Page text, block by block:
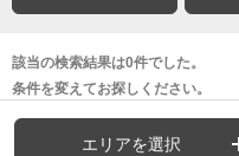
該当の検索結果は0件でした。
条件を変えてお探しください。
エリアを選択